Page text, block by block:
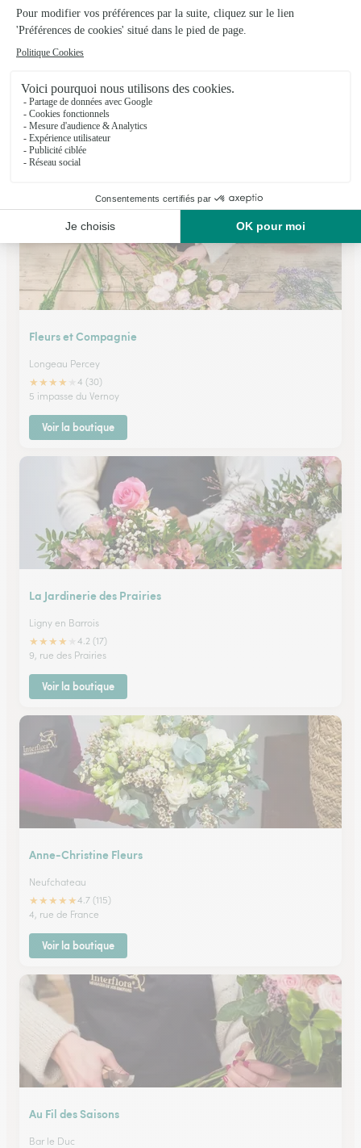
Pargny Sur Saulx
★★★★★4.7 (61)
67, Avenue du Bois du Roi
Voir la boutique
Fleurs et Compagnie
Longeau Percey
★★★★
4 (30)
5 impasse du Vernoy
Voir la boutique
La Jardinerie des Prairies
Ligny en Barrois
★★★★
4.2 (17)
9, rue des Prairies
Voir la boutique
Anne-Christine Fleurs
Neufchateau
★★★★★4.7 (115)
4, rue de France
Voir la boutique
Au Fil des Saisons
Bar le Duc